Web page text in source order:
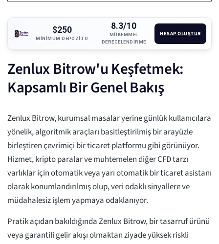
$250
MINIMUM DEPOZITO
8.3/10
MÜKEMMEL
DERECELENDIRME
HESAP OLUŞTUR
Zenlux Bitrow'u Keşfetmek:
Kapsamlı Bir Genel Bakış
Zenlux Bitrow, kurumsal masalar yerine günlük kullanıcılara
yönelik, algoritmik araçları basitleştirilmiş bir arayüzle
birleştiren çevrimiçi bir ticaret platformu gibi görünüyor.
Hizmet, kripto paralar ve muhtemelen diğer CFD tarzı
varlıklar için otomatik veya yarı otomatik bir ticaret asistanı
olarak konumlandırılmış olup, veri odaklı sinyallere ve
müdahalesiz işlem yapmaya odaklanıyor.
Pratik açıdan bakıldığında Zenlux Bitrow, bir tasarruf ürünü
veya garantili gelir akışı olmaktan ziyade yüksek riskli